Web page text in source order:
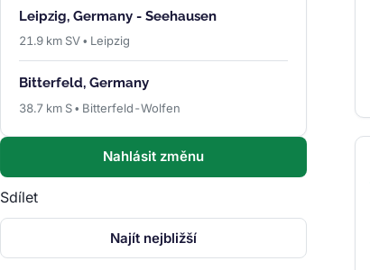
Leipzig, Germany - Seehausen
21.9 km SV • Leipzig
Bitterfeld, Germany
38.7 km S • Bitterfeld-Wolfen
Nahlásit změnu
Sdílet
Najít nejbližší